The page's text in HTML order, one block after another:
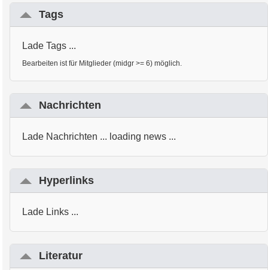
Tags
Lade Tags ...
Bearbeiten ist für Mitglieder (midgr >= 6) möglich.
Nachrichten
Lade Nachrichten ... loading news ...
Hyperlinks
Lade Links ...
Literatur